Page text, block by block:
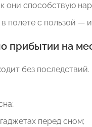
они способствую
полете с пользой —
прибытии на
без
перед сном;